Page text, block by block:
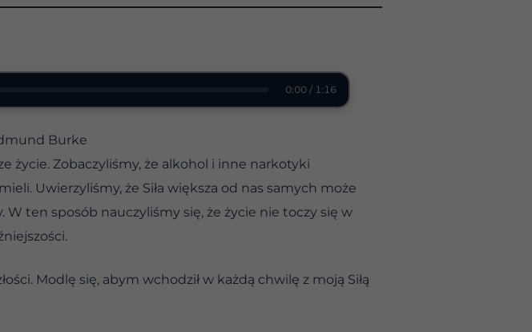
0:00 / 1:16
Burke
życie. Zobaczyliśmy, że alkohol i inne narkotyki
Uwierzyliśmy, że Siła większa od nas samych może
W ten sposób nauczyliśmy się, że życie nie toczy się w
Modlę się, abym wchodził w każdą chwilę z moją Siłą